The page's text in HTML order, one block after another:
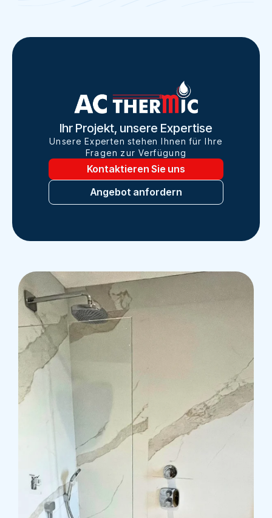
Ihr Projekt, unsere Expertise
Unsere Experten stehen Ihnen für Ihre
Fragen zur Verfügung
Kontaktieren Sie uns
Angebot anfordern